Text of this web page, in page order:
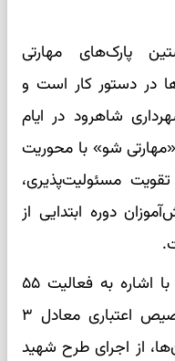
پارک‌های مهارتی
در دستور کار است و
شاهرود در ایام
شو» با محوریت
مسئولیت‌پذیری،
دوره ابتدایی از
مدیرکل آموزش و پرورش سمنان با اشاره به فعالیت ۵۵
مدرسه عشایری در استان و تخصیص اعتباری معادل ۳
از اجرای طرح شهید